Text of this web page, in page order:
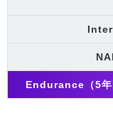
Endurance（5年